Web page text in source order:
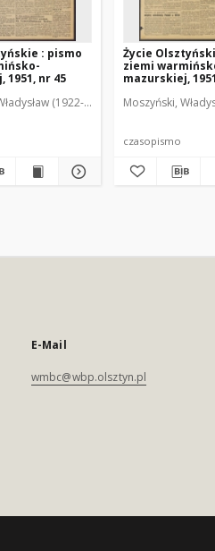
Osiecki, Andrzej. Red.
Włodzimierz (1902-1971). Red.
: pismo
1951, nr 45
(1922-2001). Red. Mroczkowski,
Życie
ziemi
mazurskiej,
Moszyński,
czasopismo
E-Mail
wmbc@wbp.olsztyn.pl